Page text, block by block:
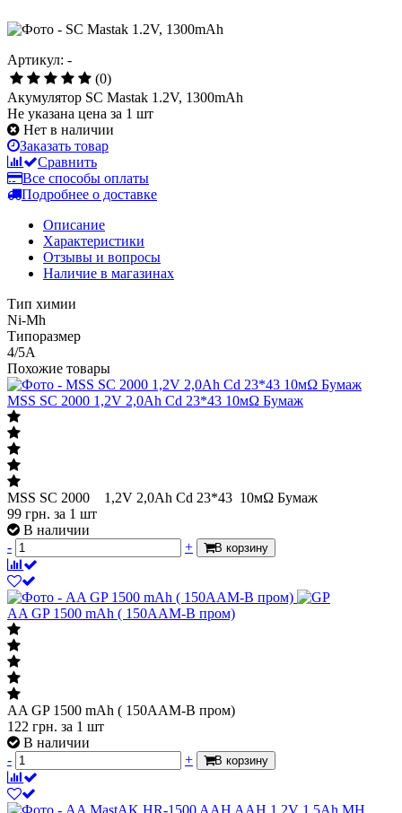
Артикул: -
(0)
Акумулятор SC Mastak 1.2V, 1300mAh
Не указана цена за 1 шт
Нет в наличии
Заказать товар
Сравнить
Все способы оплаты
Подробнее о доставке
Описание
Характеристики
Отзывы и вопросы
Наличие в магазинах
Тип химии
Ni-Mh
Типоразмер
4/5A
Похожие товары
MSS SC 2000 1,2V 2,0Ah Cd 23*43 10мΩ Бумаж
MSS SC 2000 1,2V 2,0Ah Cd 23*43 10мΩ Бумаж
99 грн. за 1 шт
В наличии
-
+ В корзину
AA GP 1500 mAh ( 150AAM-B пром)
AA GP 1500 mAh ( 150AAM-B пром)
122 грн. за 1 шт
В наличии
-
+ В корзину